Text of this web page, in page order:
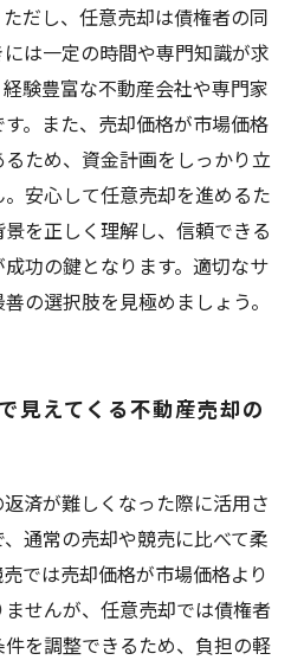
だし、任意売却は債権者の同
は一定の時間や専門知識が求
験豊富な不動産会社や専門家
。また、売却価格が市場価格
ため、資金計画をしっかり立
安心して任意売却を進めるた
を正しく理解し、信頼できる
功の鍵となります。適切なサ
の選択肢を見極めましょう。
見えてくる不動産売却の
済が難しくなった際に活用さ
通常の売却や競売に比べて柔
では売却価格が市場価格より
せんが、任意売却では債権者
を調整できるため、負担の軽